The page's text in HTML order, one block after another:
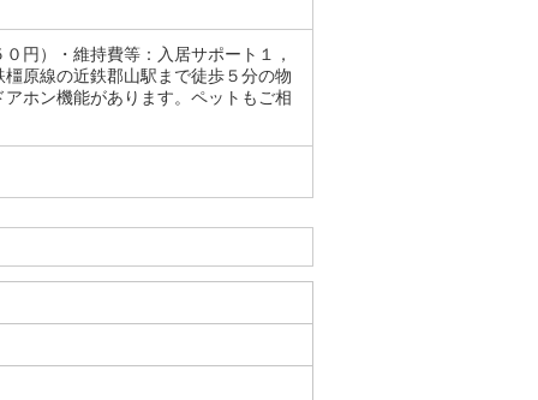
円）・維持費等：入居サポート１，
原線の近鉄郡山駅まで徒歩５分の物
ホン機能があります。ペットもご相